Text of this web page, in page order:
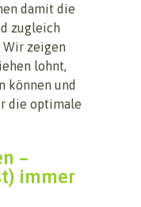
damit die
zugleich
Wir zeigen
lohnt,
können und
die optimale
–
immer